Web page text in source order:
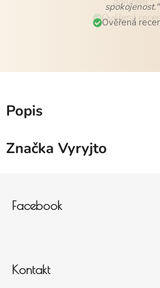
spokojenost."
Ověřená
Popis
Značka Vyryjto
Facebook
Kontakt